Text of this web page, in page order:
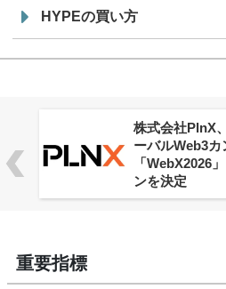
HYPEの買い方
株式会社PlnX
ーバルWeb3カ
「WebX2026
ンを決定
重要指標